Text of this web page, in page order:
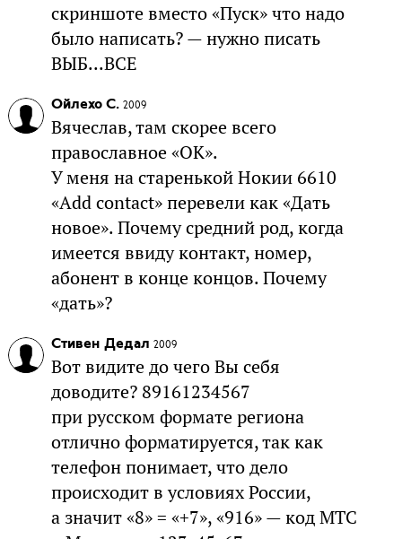
скриншоте вместо «Пуск» что надо
было написать? — нужно писать
ВЫБ...ВСЕ
Ойлехо С. 2009
Вячеслав, там скорее всего
православное «ОК».
У меня на старенькой Нокии 6610
«Add contact» перевели как «Дать
новое». Почему средний род, когда
имеется ввиду контакт, номер,
абонент в конце концов. Почему
«дать»?
Стивен Дедал 2009
Вот видите до чего Вы себя
доводите? 89161234567
при русском формате региона
отлично форматируется, так как
телефон понимает, что дело
происходит в условиях России,
а значит «8» = «+7», «916» — код МТС